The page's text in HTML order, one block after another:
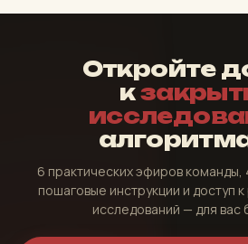
Откройте
к
6 практических эфиров команды,
пошаговые инструкции и доступ
исследований — для вас